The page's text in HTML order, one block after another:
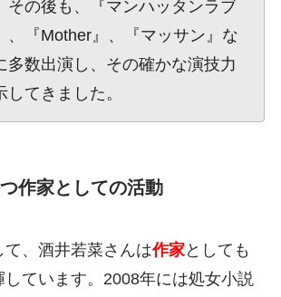
その後も、『マンハッタンラブ
、『Mother』、『マッサン』な
多数出演し、その確かな演技力
てきました。
作家としての活動
、酒井若菜さんは作家としても
しています。2008年には処女小説